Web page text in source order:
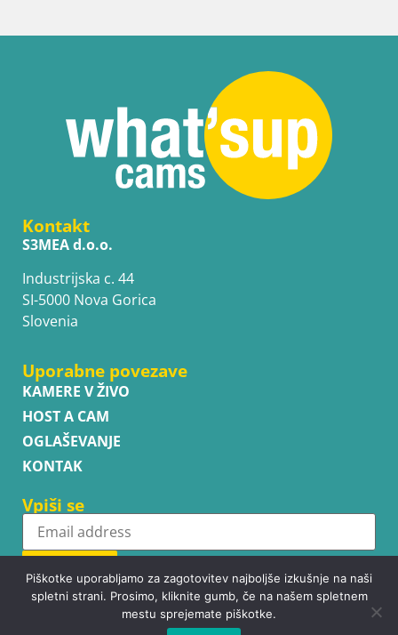
Kontakt
S3MEA d.o.o.
Industrijska c. 44
SI-5000 Nova Gorica
Slovenia
Uporabne povezave
KAMERE V ŽIVO
HOST A CAM
OGLAŠEVANJE
KONTAK
Vpiši se
Subscribe
Piškotke uporabljamo za zagotovitev najboljše izkušnje na naši
spletni strani. Prosimo, kliknite gumb, če na našem spletnem
mestu sprejemate piškotke.